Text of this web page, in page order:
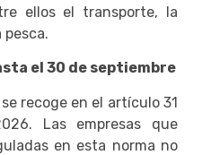
ellos el transporte, la
el 30 de septiembre
recoge en el artículo 31
Las empresas que
en esta norma no